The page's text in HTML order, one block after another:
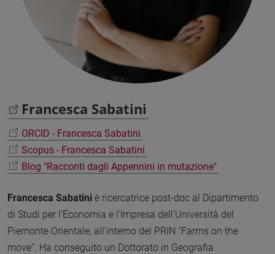
Francesca Sabatini
ORCID - Francesca Sabatini
Scopus - Francesca Sabatini
Blog "Racconti dagli Appennini in mutazione"
Francesca Sabatini è ricercatrice post-doc al Dipartimento
di Studi per l’Economia e l’Impresa dell’Università del
Piemonte Orientale, all’interno del PRIN “Farms on the
move”. Ha conseguito un Dottorato in Geografia